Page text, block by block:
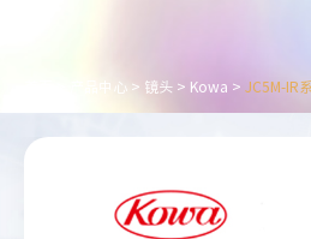
产品中心 > 镜头 > Kowa > JC5M-IR